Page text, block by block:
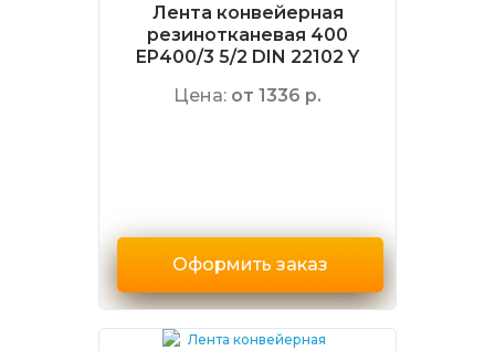
Лента конвейерная
резинотканевая 400
EP400/3 5/2 DIN 22102 Y
Цена: от 1336 р.
Оформить заказ